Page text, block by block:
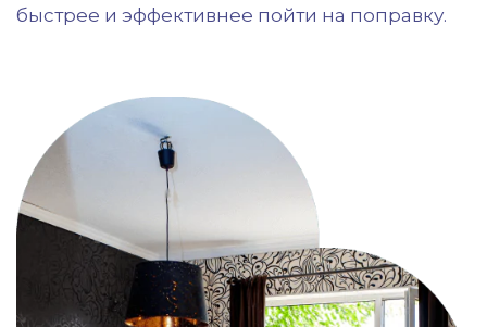
быстрее и эффективнее пойти на поправку.